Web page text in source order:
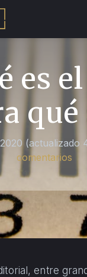
es
(actualizado
comentarios
entre